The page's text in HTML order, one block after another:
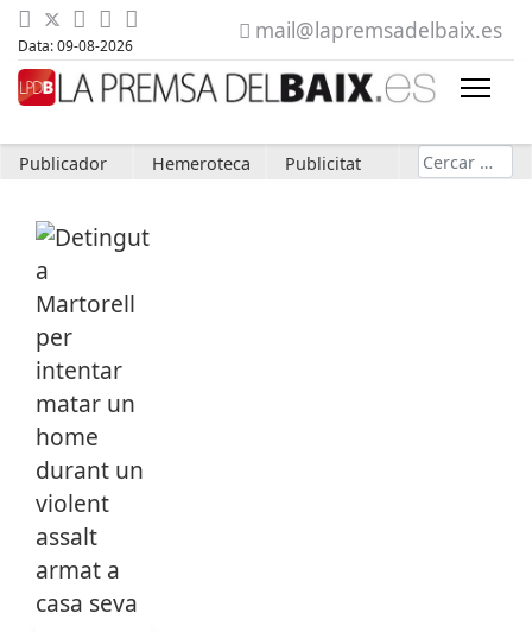
Data: 09-08-2026
mail@lapremsadelbaix.es
Publicador Hemeroteca Publicitat Cerca